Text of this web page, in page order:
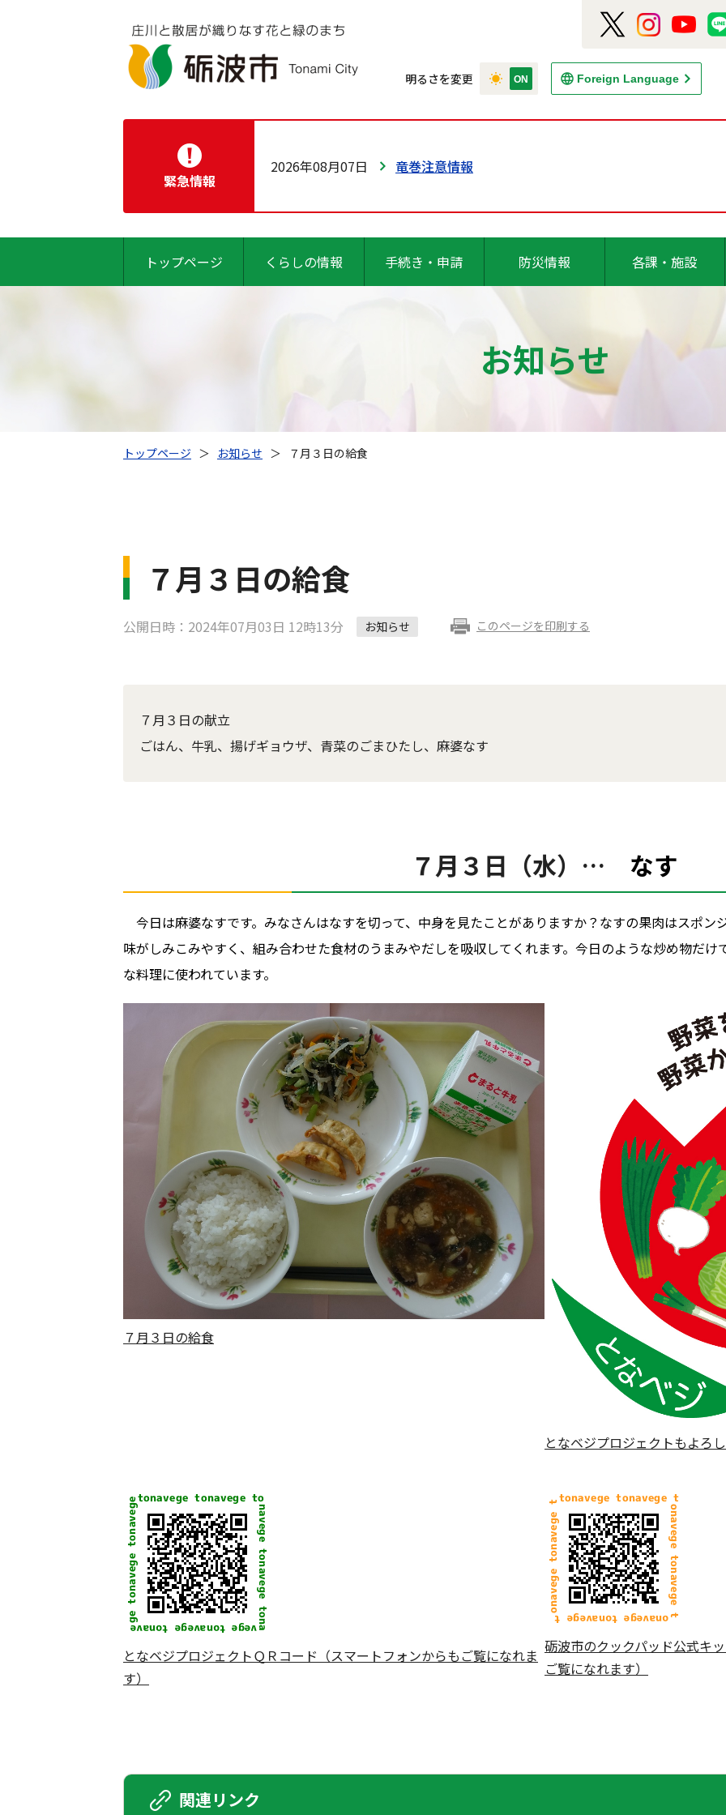
明るさを変更 Foreign Language
緊急情報
2026年08月07日 竜巻注意情報
トップページ くらしの情報 手続き・申請 防災情報 各課・施設
お知らせ
トップページ ＞ お知らせ ＞ ７月３日の給食
７月３日の給食
公開日時：2024年07月03日 12時13分 お知らせ このページを印刷する
７月３日の献立
ごはん、牛乳、揚げギョウザ、青菜のごまひたし、麻婆なす
７月３日（水）… なす
今日は麻婆なすです。みなさんはなすを切って、中身を見たことがありますか？なすの果肉はスポン
味がしみこみやすく、組み合わせた食材のうまみやだしを吸収してくれます。今日のような炒め物だ
な料理に使われています。
７月３日の給食
となベジプロジェクトもよろ
となベジプロジェクトＱＲコード（スマートフォンからもご覧になれま
す）
砺波市のクックパッド公式キ
ご覧になれます）
関連リンク